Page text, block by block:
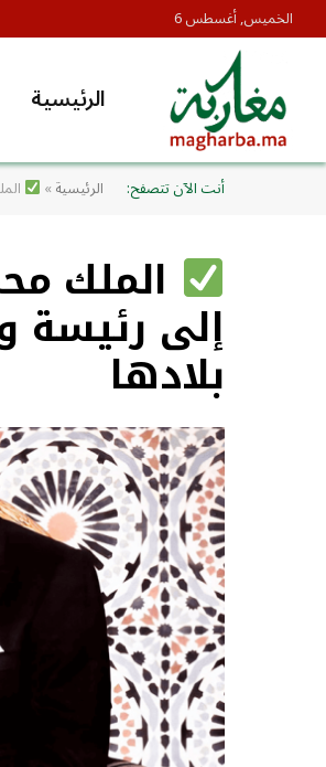
الخميس, أغسطس 6
الرئيسية
أنت الآن تتصفح: الرئيسية»
الملك
إلى رئيسة
بلادها